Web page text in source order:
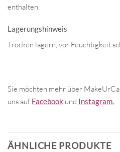
enthalten.
Lagerungshinweis
Trocken lagern, vor Feuchtigkeit
Sie möchten mehr über
uns auf Facebook und Instagram.
ÄHNLICHE PRODUKTE